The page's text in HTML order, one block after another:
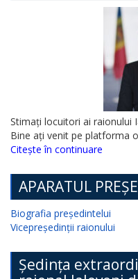
Stimați locuitori ai raionului
Bine ați venit pe platforma
Citește în continuare
APARATUL
Biografia președintelui
Vicepreședinții raionului
Ședința